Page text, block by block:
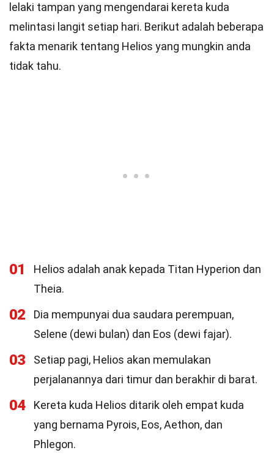
lelaki tampan yang mengendarai kereta kuda
melintasi langit setiap hari. Berikut adalah beberapa
fakta menarik tentang Helios yang mungkin anda
tidak tahu.
01
Helios adalah anak kepada Titan Hyperion dan
Theia.
02
Dia mempunyai dua saudara perempuan,
Selene (dewi bulan) dan Eos (dewi fajar).
03
Setiap pagi, Helios akan memulakan
perjalanannya dari timur dan berakhir di barat.
04
Kereta kuda Helios ditarik oleh empat kuda
yang bernama Pyrois, Eos, Aethon, dan
Phlegon.